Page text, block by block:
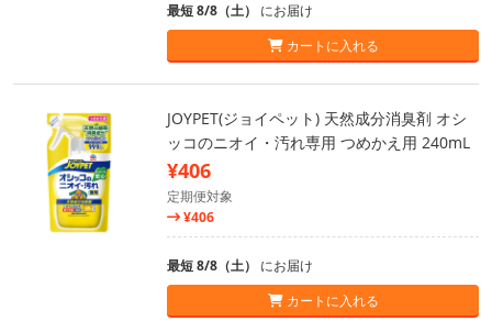
最短 8/8（土） にお届け
カートに入れる
JOYPET(ジョイペット) 天然成分消臭剤 オシ
ッコのニオイ・汚れ専用 つめかえ用 240mL
¥406
定期便対象
¥406
最短 8/8（土） にお届け
カートに入れる